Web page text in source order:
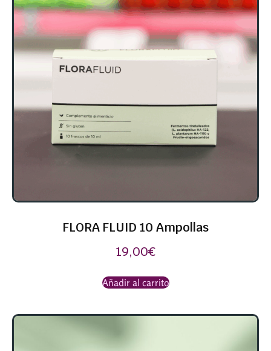
FLORA FLUID 10 Ampollas
19,00€
Añadir al carrito